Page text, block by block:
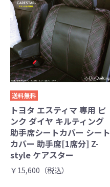
送料無料
トヨタ エスティマ 専用 ピ
ンク ダイヤ キルティング
助手席シートカバー シート
カバー 助手席[1席分] Z-
style ケアスター
￥15,600（税込）